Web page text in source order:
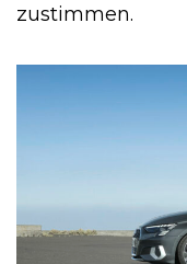
zustimmen.